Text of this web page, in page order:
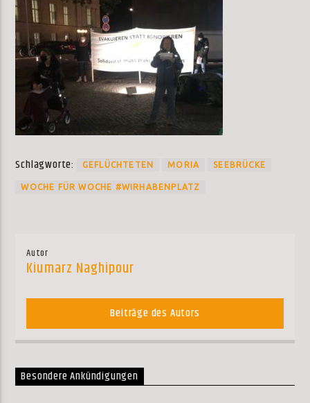
Schlagworte: GEFLÜCHTETEN MORIA SEEBRÜCKE
WOCHE FÜR WOCHE #WIRHABENPLATZ
Autor
Kiumarz Naghipour
Beiträge des Autors
Besondere Ankündigungen